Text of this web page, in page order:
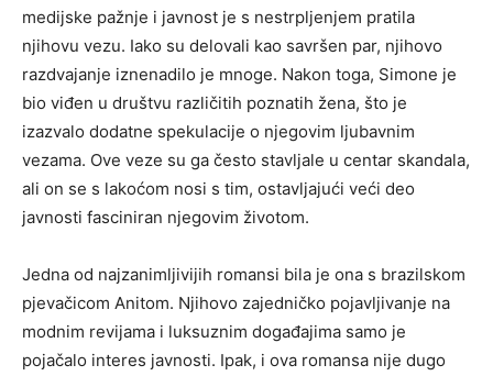
medijske pažnje i javnost je s nestrpljenjem pratila
njihovu vezu. Iako su delovali kao savršen par, njihovo
razdvajanje iznenadilo je mnoge. Nakon toga, Simone je
bio viđen u društvu različitih poznatih žena, što je
izazvalo dodatne spekulacije o njegovim ljubavnim
vezama. Ove veze su ga često stavljale u centar skandala,
ali on se s lakoćom nosi s tim, ostavljajući veći deo
javnosti fasciniran njegovim životom.
Jedna od najzanimljivijih romansi bila je ona s brazilskom
pjevačicom Anitom. Njihovo zajedničko pojavljivanje na
modnim revijama i luksuznim događajima samo je
pojačalo interes javnosti. Ipak, i ova romansa nije dugo